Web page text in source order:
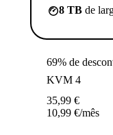
8 TB de
69% de
KVM 4
35,99 €
10,99 €/mês